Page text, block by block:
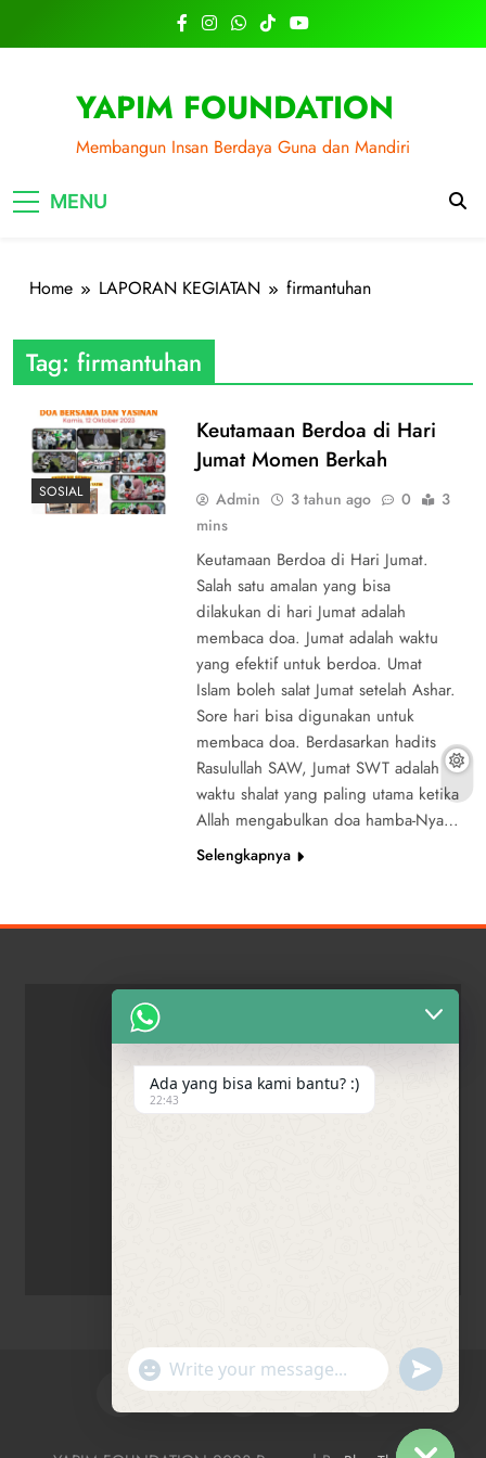
YAPIM FOUNDATION
Membangun Insan Berdaya Guna dan Mandiri
MENU
Home LAPORAN KEGIATAN firmantuhan
Tag: firmantuhan
SOSIAL
Keutamaan Berdoa di Hari
Jumat Momen Berkah
Admin 3 tahun ago 0
3
mins
Keutamaan Berdoa di Hari Jumat.
Salah satu amalan yang bisa
dilakukan di hari Jumat adalah
membaca doa. Jumat adalah waktu
yang efektif untuk berdoa. Umat
Islam boleh salat Jumat setelah Ashar.
Sore hari bisa digunakan untuk
membaca doa. Berdasarkan hadits
Rasulullah SAW, Jumat SWT adalah
waktu shalat yang paling utama ketika
Allah mengabulkan doa hamba-Nya…
Selengkapnya
Ada yang bisa kami bantu? :)
22:43
"+chaty_settings.lang.emoji_picker+"
WhatsApp Message